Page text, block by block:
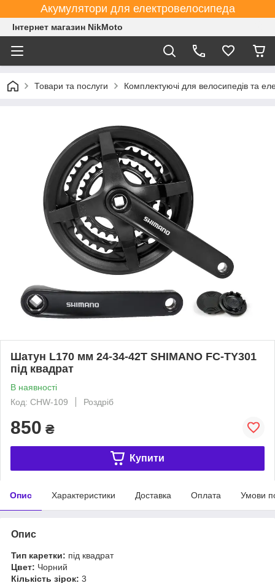
Акумулятори для електровелосипеда
Інтернет магазин NikMoto
Товари та послуги Комплектуючі для велосипедів та
Шатун L170 мм 24-34-42Т SHIMANO FC-TY301
під квадрат
В наявності
Код: CHW-109
Роздріб
850 ₴
Купити
Опис Характеристики Доставка Оплата Умови
Опис
Тип каретки: під квадрат
Цвет: Чорний
Кількість зірок: 3